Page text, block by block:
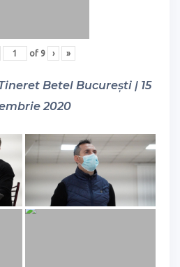
of 9 › »
Betel București | 15
2020